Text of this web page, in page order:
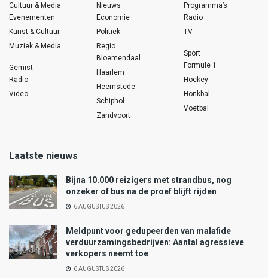
Cultuur & Media
Evenementen
Kunst & Cultuur
Muziek & Media
Gemist
Radio
Video
Nieuws
Economie
Politiek
Regio
Bloemendaal
Haarlem
Heemstede
Schiphol
Zandvoort
Programma’s
Radio
TV
Sport
Formule 1
Hockey
Honkbal
Voetbal
Laatste nieuws
Bijna 10.000 reizigers met strandbus, nog
onzeker of bus na de proef blijft rijden
6 AUGUSTUS 2026
Meldpunt voor gedupeerden van malafide
verduurzamingsbedrijven: Aantal agressieve
verkopers neemt toe
6 AUGUSTUS 2026